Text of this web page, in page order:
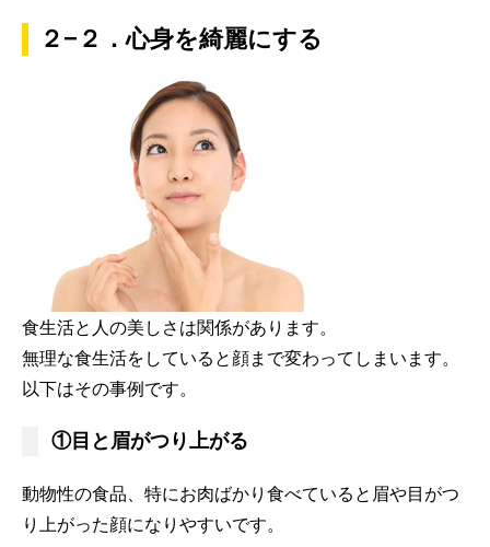
２−２．心身を綺麗にする
食生活と人の美しさは関係があります。
無理な食生活をしていると顔まで変わってしまいます。
以下はその事例です。
①目と眉がつり上がる
動物性の食品、特にお肉ばかり食べていると眉や目がつ
り上がった顔になりやすいです。